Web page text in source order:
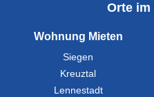
Orte im
Wohnung Mieten
Siegen
Kreuztal
Lennestadt